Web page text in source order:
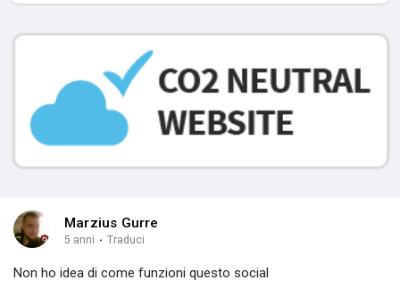
Marzius Gurre
5 anni · Traduci
Non ho idea di come funzioni questo social